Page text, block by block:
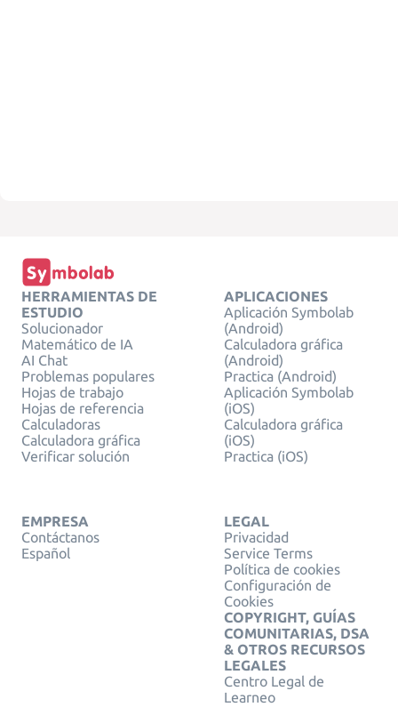
HERRAMIENTAS DE
ESTUDIO
Solucionador
Matemático de IA
AI Chat
Problemas populares
Hojas de trabajo
Hojas de referencia
Calculadoras
Calculadora gráfica
Verificar solución
APLICACIONES
Aplicación Symbolab
(Android)
Calculadora gráfica
(Android)
Practica (Android)
Aplicación Symbolab
(iOS)
Calculadora gráfica
(iOS)
Practica (iOS)
EMPRESA
Contáctanos
Español
LEGAL
Privacidad
Service Terms
Política de cookies
Configuración de
Cookies
COPYRIGHT, GUÍAS
COMUNITARIAS, DSA
& OTROS RECURSOS
LEGALES
Centro Legal de
Learneo